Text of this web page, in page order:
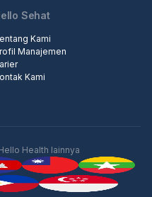
Sehat
Kami
Manajemen
Kami
Health lainnya